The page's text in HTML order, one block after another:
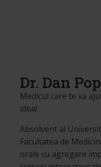
Dr. Dan
Medicul care te va
ideal
Absolvent al
Facultatea de
orale cu agregare